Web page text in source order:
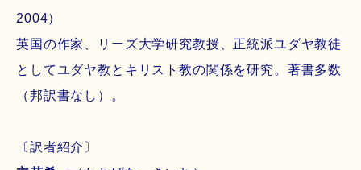
2004）
英国の作家、リーズ大学研究教授、正統派ユダヤ教徒
としてユダヤ教とキリスト教の関係を研究。著書多数
（邦訳書なし）。
〔訳者紹介〕